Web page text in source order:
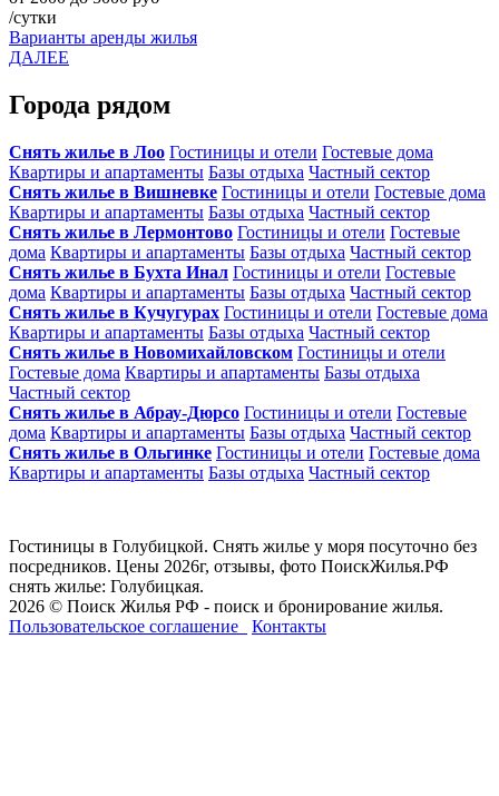
/сутки
Варианты аренды жилья
ДАЛЕЕ
Города рядом
Снять жилье в Лоо Гостиницы и отели Гостевые дома
Квартиры и апартаменты Базы отдыха Частный сектор
Снять жилье в Вишневке Гостиницы и отели Гостевые дома
Квартиры и апартаменты Базы отдыха Частный сектор
Снять жилье в Лермонтово Гостиницы и отели Гостевые
дома Квартиры и апартаменты Базы отдыха Частный сектор
Снять жилье в Бухта Инал Гостиницы и отели Гостевые
дома Квартиры и апартаменты Базы отдыха Частный сектор
Снять жилье в Кучугурах Гостиницы и отели Гостевые дома
Квартиры и апартаменты Базы отдыха Частный сектор
Снять жилье в Новомихайловском Гостиницы и отели
Гостевые дома Квартиры и апартаменты Базы отдыха
Частный сектор
Снять жилье в Абрау-Дюрсо Гостиницы и отели Гостевые
дома Квартиры и апартаменты Базы отдыха Частный сектор
Снять жилье в Ольгинке Гостиницы и отели Гостевые дома
Квартиры и апартаменты Базы отдыха Частный сектор
Гостиницы в Голубицкой. Снять жилье у моря посуточно без
посредников. Цены 2026г, отзывы, фото ПоискЖилья.РФ
снять жилье: Голубицкая.
2026 © Поиск Жилья РФ - поиск и бронирование жилья.
Пользовательское соглашение
Контакты